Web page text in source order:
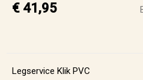
€ 41,95
Legservice Klik PVC